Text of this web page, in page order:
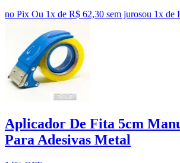
no Pix Ou 1x de R$ 62,30 sem jurosou 1x de
Aplicador De Fita 5cm
Para Adesivas Metal